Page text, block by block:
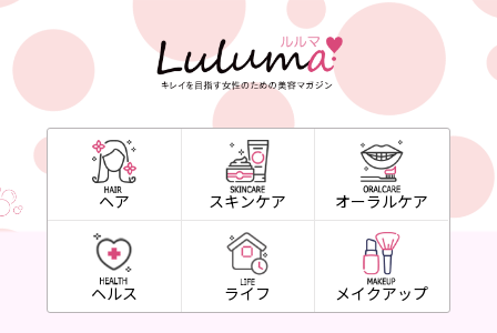
ヘア スキンケア オーラルケア
ヘルス ライフ メイクアップ